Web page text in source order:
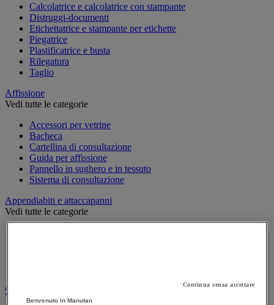
Calcolatrice e calcolatrice con stampante
Distruggi-documenti
Etichettatrice e stampante per etichette
Piegatrice
Plastificatrice e busta
Rilegatura
Taglio
Affissione
Vedi tutte le categorie
Accessori per vetrine
Bacheca
Cartellina di consultazione
Guida per affissione
Pannello in sughero e in tessuto
Sistema di consultazione
Appendiabiti e attaccapanni
Vedi tutte le categorie
Armadio e archiviazione
Vedi tutte le categorie
Continua senza accettare
Benvenuto in Manutan